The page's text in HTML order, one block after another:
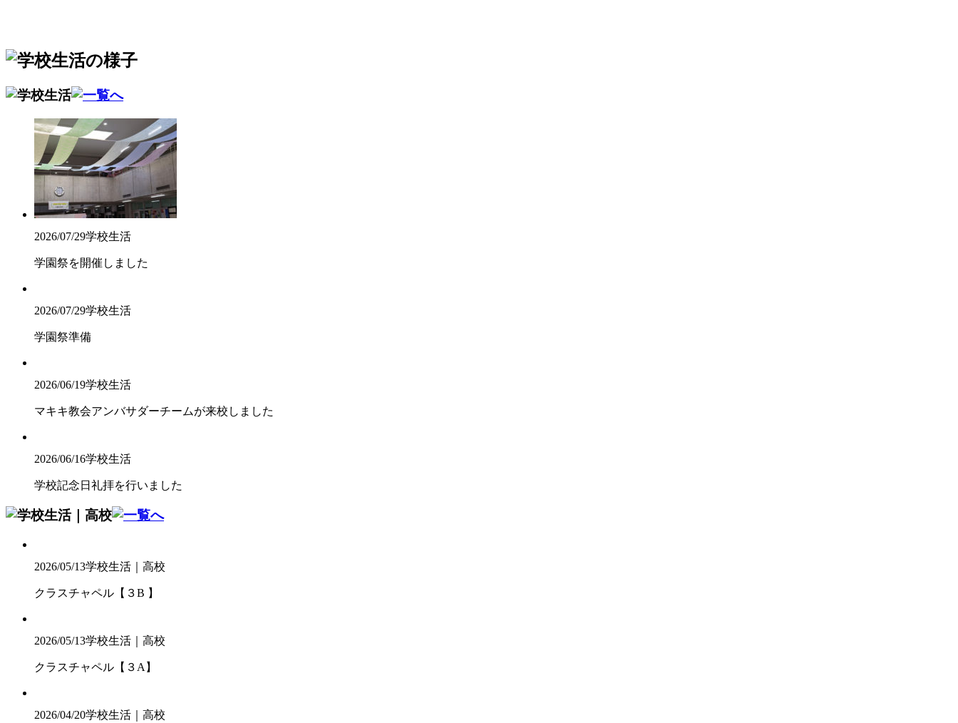
2026/07/29学校生活
学園祭を開催しました
2026/07/29学校生活
学園祭準備
2026/06/19学校生活
マキキ教会アンバサダーチームが来校しました
2026/06/16学校生活
学校記念日礼拝を行いました
2026/05/13学校生活｜高校
クラスチャペル【３B 】
2026/05/13学校生活｜高校
クラスチャペル【３A】
2026/04/20学校生活｜高校